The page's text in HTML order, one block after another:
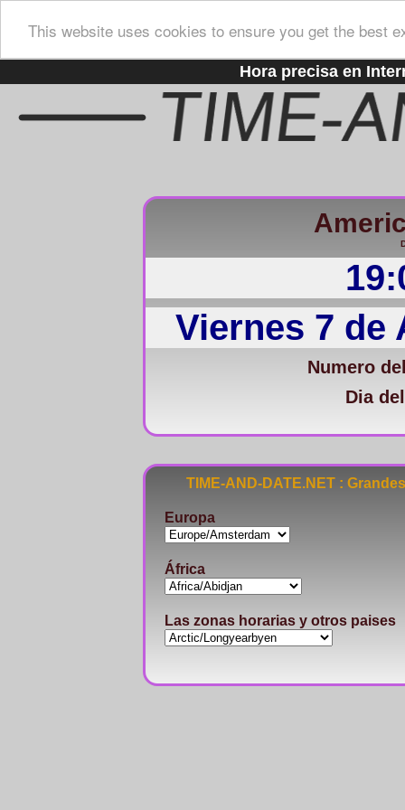
This website uses cookies to ensure you get the best
Hora precisa en
Viernes 7 de
Numero
Dia
TIME-AND-DATE.NET :
Europa
África
Las zonas horarias y otros paises